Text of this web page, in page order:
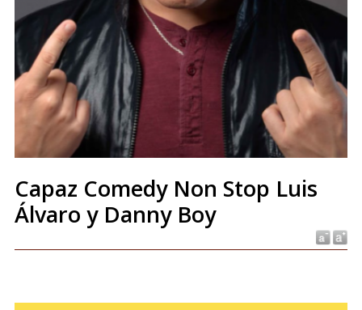
Capaz Comedy Non Stop Luis
Álvaro y Danny Boy